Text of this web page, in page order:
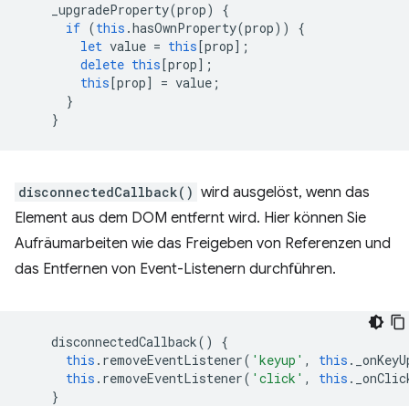
_upgradeProperty(prop)
{
if (this .hasOwnProperty(prop))
{
let value = this[prop];
delete this[prop];
this[prop] = value ;
}
}
disconnectedCallback() wird ausgelöst, wenn das
Element aus dem DOM entfernt wird. Hier können Sie
Aufräumarbeiten wie das Freigeben von Referenzen und
das Entfernen von Event-Listenern durchführen.
disconnectedCallback()
{
this . removeEventListener( 'keyup' , this .
this . removeEventListener( 'click' , this .
}